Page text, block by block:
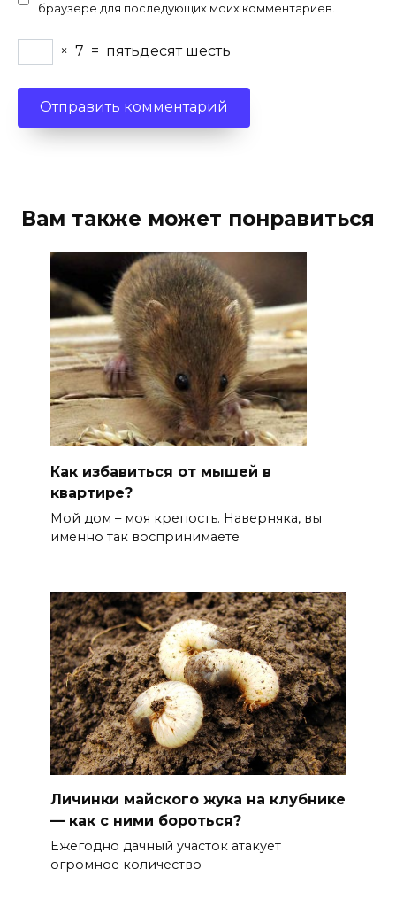
браузере для последующих моих комментариев.
× 7 = пятьдесят шесть
Вам также может понравиться
Как избавиться от мышей в
квартире?
Мой дом – моя крепость. Наверняка, вы
именно так воспринимаете
Личинки майского жука на клубнике
— как с ними бороться?
Ежегодно дачный участок атакует
огромное количество